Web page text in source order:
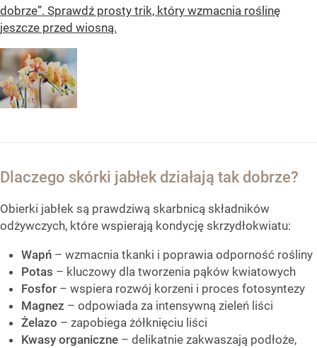
dobrze”. Sprawdź prosty trik, który wzmacnia roślinę
jeszcze przed wiosną.
Dlaczego skórki jabłek działają tak dobrze?
Obierki jabłek są prawdziwą skarbnicą składników
odżywczych, które wspierają kondycję skrzydłokwiatu:
Wapń – wzmacnia tkanki i poprawia odporność rośliny
Potas – kluczowy dla tworzenia pąków kwiatowych
Fosfor – wspiera rozwój korzeni i proces fotosyntezy
Magnez – odpowiada za intensywną zieleń liści
Żelazo – zapobiega żółknięciu liści
Kwasy organiczne – delikatnie zakwaszają podłoże,